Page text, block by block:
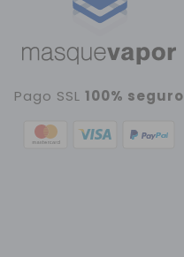
Pago SSL100% seguro